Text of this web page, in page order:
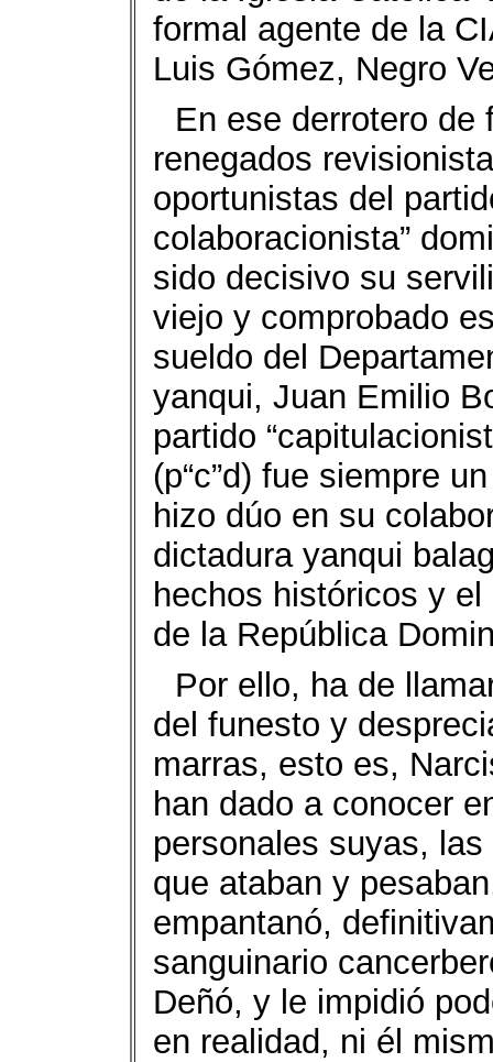
formal agente de la
Luis Gómez, Negro
En ese derrotero de
renegados
oportunistas del
colaboracionista”
sido decisivo su
viejo y comprobado
sueldo del
yanqui, Juan Emilio
partido
(p“c”d) fue siempre
hizo dúo en su
dictadura yanqui
hechos históricos y
de la República
Por ello, ha de
del funesto y
marras, esto es,
han dado a conocer
personales suyas,
que ataban y
empantanó,
sanguinario
Deñó, y le impidió
en realidad, ni él